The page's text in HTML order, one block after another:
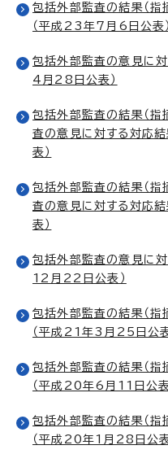
包括外部監査の結果（指
（平成23年7月6日公表）
包括外部監査の意見に
4月28日公表）
包括外部監査の結果（指
査の意見に対する対応
表）
包括外部監査の結果（指
査の意見に対する対応
表）
包括外部監査の意見に
12月22日公表）
包括外部監査の結果（指
（平成21年3月25日公表
包括外部監査の結果（指
（平成20年6月11日公表
包括外部監査の結果（指
（平成20年1月28日公表